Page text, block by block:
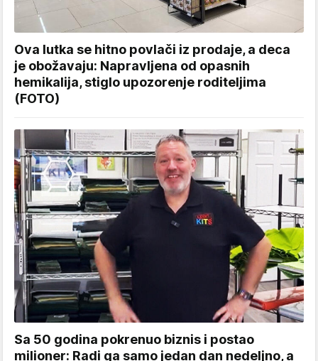
Ova lutka se hitno povlači iz prodaje, a deca
je obožavaju: Napravljena od opasnih
hemikalija, stiglo upozorenje roditeljima
(FOTO)
Sa 50 godina pokrenuo biznis i postao
milioner: Radi ga samo jedan dan nedeljno, a